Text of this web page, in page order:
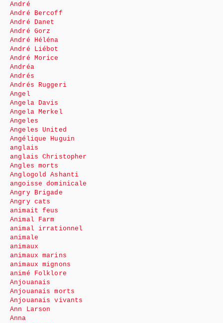
André
André Bercoff
André Danet
André Gorz
André Héléna
André Liébot
André Morice
Andréa
Andrés
Andrés Ruggeri
Angel
Angela Davis
Angela Merkel
Angeles
Angeles United
Angélique Huguin
anglais
anglais Christopher
Angles morts
Anglogold Ashanti
angoisse dominicale
Angry Brigade
Angry cats
animait feus
Animal Farm
animal irrationnel
animale
animaux
animaux marins
animaux mignons
animé Folklore
Anjouanais
Anjouanais morts
Anjouanais vivants
Ann Larson
Anna